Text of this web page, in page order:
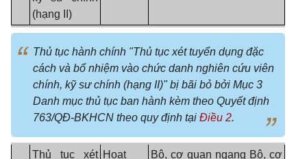
(hạng II)
Thủ tục hành chính "Thủ tục xét tuyển dụng đặc
cách và bổ nhiệm vào chức danh nghiên cứu viên
chính, kỹ sư chính (hạng II)" bị bãi bỏ bởi Mục 3
Danh mục thủ tục ban hành kèm theo Quyết định
763/QĐ-BKHCN theo quy định tại Điều 2.
Thủ tục xét Hoạt
Bộ, cơ quan ngang Bộ, cơ